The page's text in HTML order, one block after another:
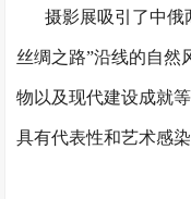
摄影展吸引了中俄
丝绸之路”沿线的自然
物以及现代建设成就
具有代表性和艺术感染